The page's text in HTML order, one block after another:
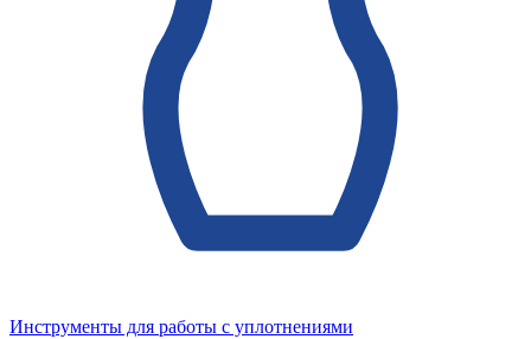
Инструменты для работы с уплотнениями